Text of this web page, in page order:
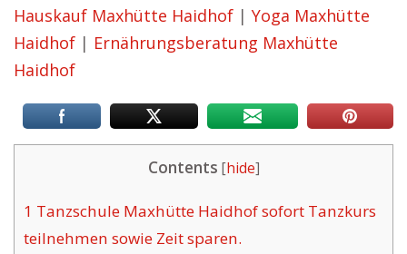
Hauskauf Maxhütte Haidhof | Yoga Maxhütte
Haidhof | Ernährungsberatung Maxhütte
Haidhof
Contents [hide]
1 Tanzschule Maxhütte Haidhof sofort Tanzkurs
teilnehmen sowie Zeit sparen.